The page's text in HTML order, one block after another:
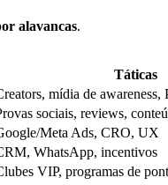
alavancas.
Táticas
mídia de awareness,
sociais, reviews,
Meta Ads, CRO, UX
WhatsApp, incentivos
VIP, programas de